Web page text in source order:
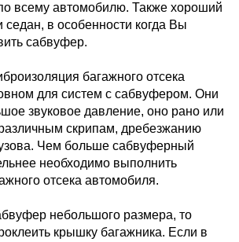
всему автомобилю. Также хороший
седан, в особенности когда Вы
сабвуфер.
багажного отсека
для систем с сабвуфером. Они
звуковое давление, оно рано или
скрипам, дребезжанию
Чем больше сабвуферный
необходимо выполнить
отсека автомобиля.
небольшого размера, то
крышку багажника. Если в